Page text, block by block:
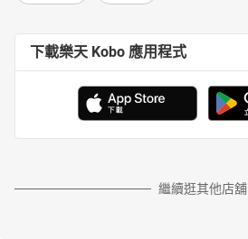
下載樂天 Kobo 應用程式
繼續逛其他店舖